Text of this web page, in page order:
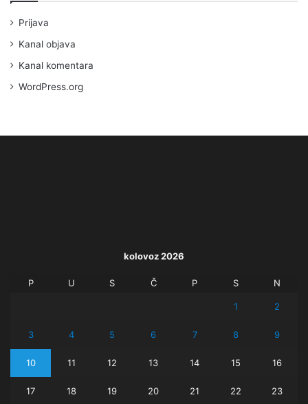
Prijava
Kanal objava
Kanal komentara
WordPress.org
kolovoz 2026
P U S Č P S N
1 2
3 4 5 6 7 8 9
10 11 12 13 14 15 16
17 18 19 20 21 22 23